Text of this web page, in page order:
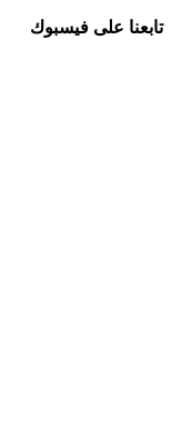
تابعنا على فيسبوك